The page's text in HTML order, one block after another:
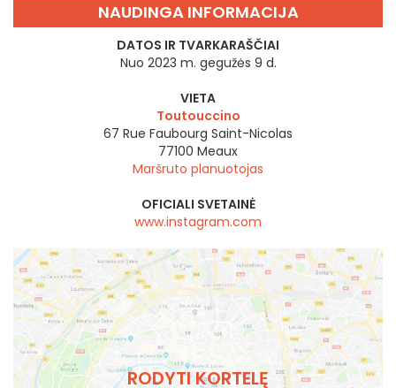
NAUDINGA INFORMACIJA
DATOS IR TVARKARAŠČIAI
Nuo 2023 m. gegužės 9 d.
VIETA
Toutouccino
67 Rue Faubourg Saint-Nicolas
77100 Meaux
Maršruto planuotojas
OFICIALI SVETAINĖ
www.instagram.com
RODYTI KORTELĘ